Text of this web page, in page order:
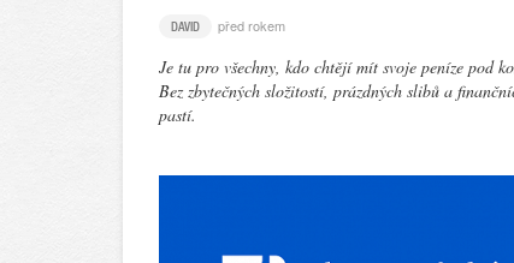
DAVID před rokem
Je tu pro všechny, kdo chtějí mít svoje peníze pod
Bez zbytečných složitostí, prázdných slibů a
pastí.